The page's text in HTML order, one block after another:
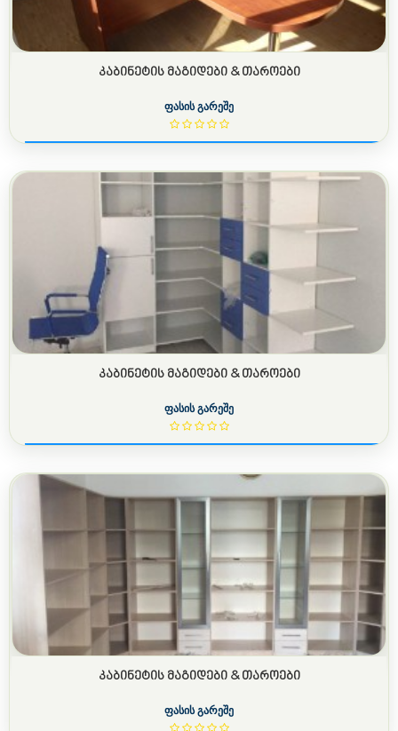
ᲙᲐᲑᲘᲜᲔᲢᲘᲡ ᲛᲐᲒᲘᲓᲔᲑᲘ & ᲗᲐᲠᲝᲔᲑᲘ
ფასის გარეშე
ᲙᲐᲑᲘᲜᲔᲢᲘᲡ ᲛᲐᲒᲘᲓᲔᲑᲘ & ᲗᲐᲠᲝᲔᲑᲘ
ფასის გარეშე
ᲙᲐᲑᲘᲜᲔᲢᲘᲡ ᲛᲐᲒᲘᲓᲔᲑᲘ & ᲗᲐᲠᲝᲔᲑᲘ
ფასის გარეშე